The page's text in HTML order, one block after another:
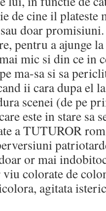
de cine il plateste
doar
pentru a ajunge
mic si din ce in
ma-sa si sa
ii cara dupa el
scenei (de pe
este in stare sa
a TUTUROR
or mai
colorate de
agitata